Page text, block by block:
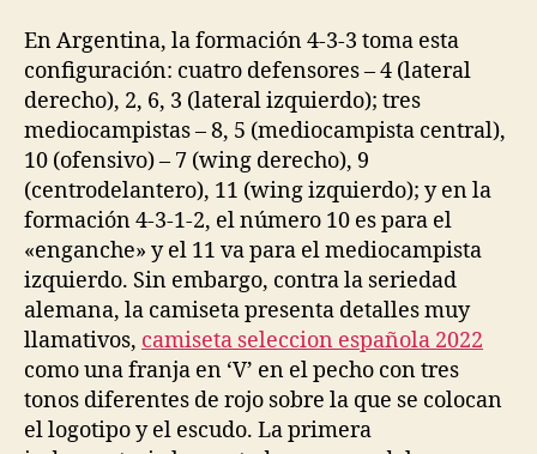
En Argentina, la formación 4-3-3 toma esta
configuración: cuatro defensores – 4 (lateral
derecho), 2, 6, 3 (lateral izquierdo); tres
mediocampistas – 8, 5 (mediocampista central),
10 (ofensivo) – 7 (wing derecho), 9
(centrodelantero), 11 (wing izquierdo); y en la
formación 4-3-1-2, el número 10 es para el
«enganche» y el 11 va para el mediocampista
izquierdo. Sin embargo, contra la seriedad
alemana, la camiseta presenta detalles muy
llamativos, camiseta seleccion española 2022
como una franja en ‘V’ en el pecho con tres
tonos diferentes de rojo sobre la que se colocan
el logotipo y el escudo. La primera